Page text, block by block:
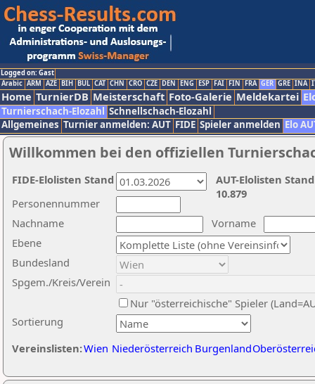
Logged on: Gast
Arabic ARM AZE BIH BUL CAT CHN CRO CZE DEN ENG ESP FAI FIN FRA GER GRE INA
Home TurnierDB Meisterschaft Foto-Galerie Meldekartei
Turnierschach-Elozahl Schnellschach-Elozahl
Allgemeines Turnier anmelden: AUT FIDE Spieler anmelden Elo
Willkommen bei den offiziellen
Nachname
Vorname
Ebene
Sortierung
Personennummer
Bundesland
Spgem./Kreis/Verein
Nur "österreichische" Spieler
Vereinslisten:Wien Niederösterreich Burgenland
AUT-Elolisten
10.879
FIDE-Elolisten Stand